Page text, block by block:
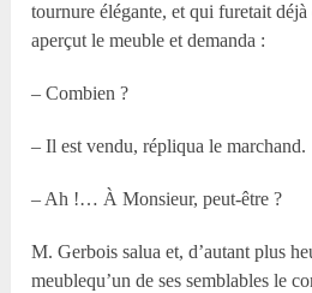
tournure élégante, et qui furetait
aperçut le meuble et demanda :
– Combien ?
– Il est vendu, répliqua le marchand.
– Ah !… À Monsieur, peut-être ?
M. Gerbois salua et, d’autant plus
meublequ’un de ses semblables le